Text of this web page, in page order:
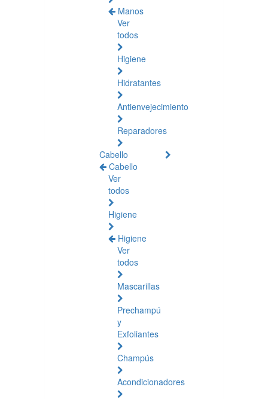
Manos
Ver
todos
Higiene
Hidratantes
Antienvejecimiento
Reparadores
Cabello
Cabello
Ver
todos
Higiene
Higiene
Ver
todos
Mascarillas
Prechampú
y
Exfoliantes
Champús
Acondicionadores